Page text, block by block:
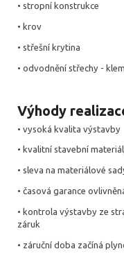
• stropní konstrukce
• krov
• střešní krytina
• odvodnění střechy -
Výhody
• vysoká kvalita výstavby
• kvalitní stavební
• sleva na materiálové
• časová garance
• kontrola výstavby ze
záruk
• záruční doba začíná